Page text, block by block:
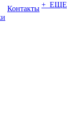
Контакты + ЕЩЕ